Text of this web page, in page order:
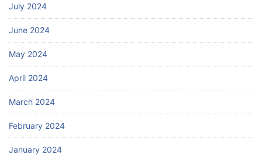
July 2024
June 2024
May 2024
April 2024
March 2024
February 2024
January 2024